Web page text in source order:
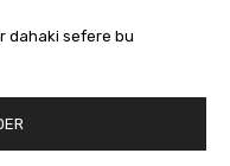
dahaki sefere bu